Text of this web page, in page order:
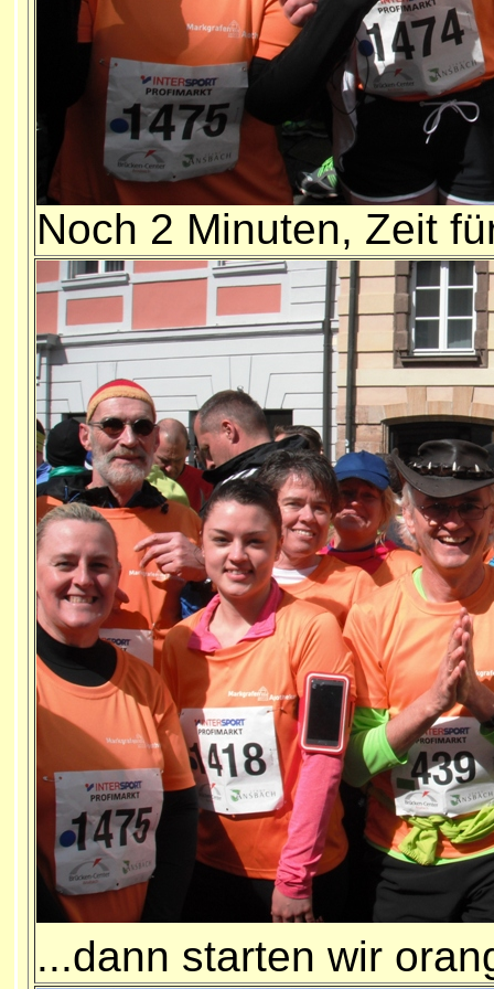
Noch 2 Minuten, Zeit
...dann starten wir